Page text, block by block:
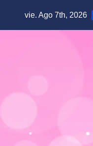
vie. Ago 7th, 2026